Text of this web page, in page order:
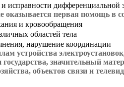
и исправности
оказывается первая помощь в
и кровообращения
областей тела
нарушение координации
устройства
государства, значительный
объектов связи и